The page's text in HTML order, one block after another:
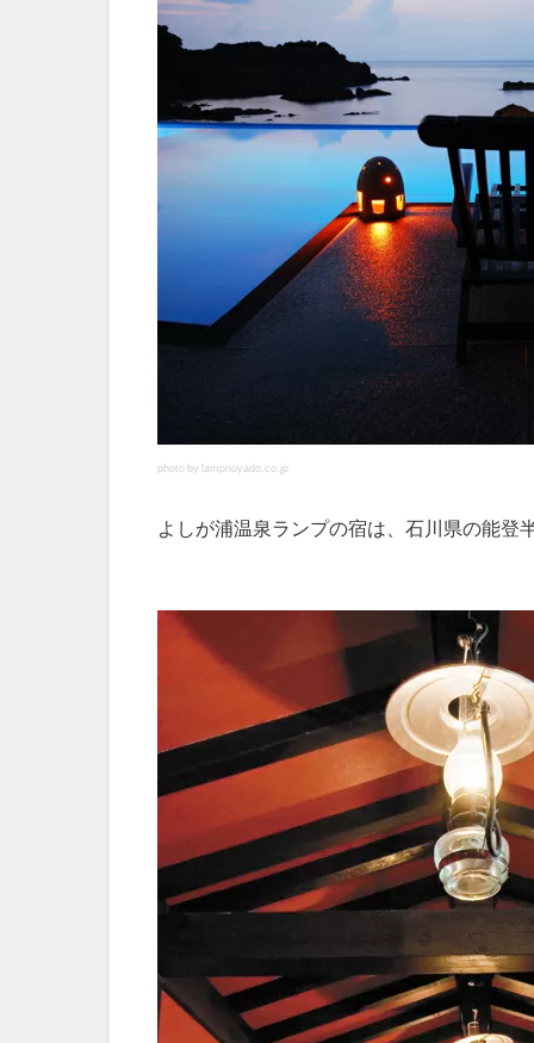
photo by lampnoyado.co.jp
よしが浦温泉ランプの宿は、石川県の能登